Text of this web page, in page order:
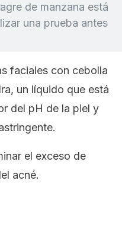
de manzana está
una prueba antes
faciales con cebolla
un líquido que está
del pH de la piel y
el exceso de
acné.